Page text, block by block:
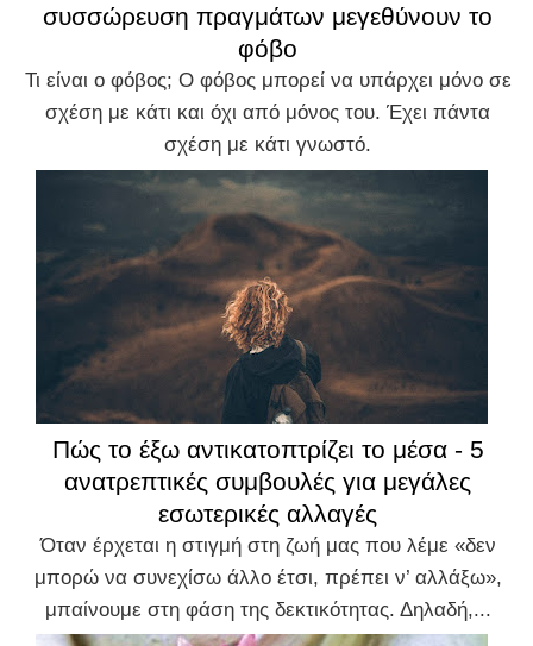
συσσώρευση πραγμάτων μεγεθύνουν το
φόβο
Τι είναι ο φόβος; Ο φόβος μπορεί να υπάρχει μόνο σε
σχέση με κάτι και όχι από μόνος του. Έχει πάντα
σχέση με κάτι γνωστό.
Πώς το έξω αντικατοπτρίζει το μέσα - 5
ανατρεπτικές συμβουλές για μεγάλες
εσωτερικές αλλαγές
Όταν έρχεται η στιγμή στη ζωή μας που λέμε «δεν
μπορώ να συνεχίσω άλλο έτσι, πρέπει ν’ αλλάξω»,
μπαίνουμε στη φάση της δεκτικότητας. Δηλαδή,...